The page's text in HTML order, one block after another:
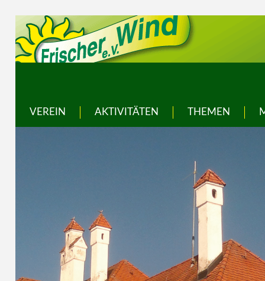
VEREIN AKTIVITÄTEN THEMEN